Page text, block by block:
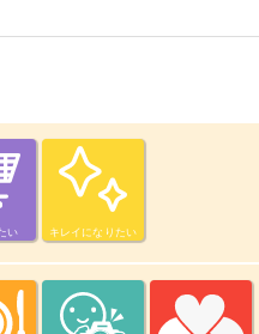
い キレイになりたい